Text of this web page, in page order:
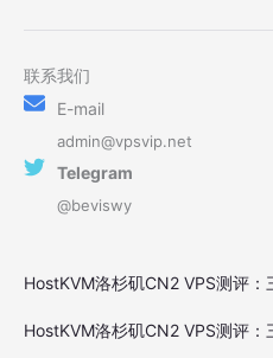
联系我们
E-mail
admin@vpsvip.net
Telegram
@beviswy
HostKVM洛杉矶CN2 VPS测评
HostKVM洛杉矶CN2 VPS测评